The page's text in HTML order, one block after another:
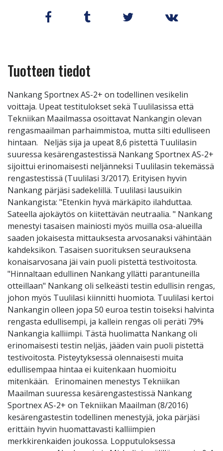
Tuotteen tiedot
Nankang Sportnex AS-2+ on todellinen vesikelin
voittaja. Upeat testitulokset sekä Tuulilasissa että
Tekniikan Maailmassa osoittavat Nankangin olevan
rengasmaailman parhaimmistoa, mutta silti edulliseen
hintaan. Neljäs sija ja upeat 8,6 pistettä Tuulilasin
suuressa kesärengastestissä Nankang Sportnex AS-2+
sijoittui erinomaisesti neljänneksi Tuulilasin tekemässä
rengastestissä (Tuulilasi 3/2017). Erityisen hyvin
Nankang pärjäsi sadekelillä. Tuulilasi lausuikin
Nankangista: "Etenkin hyvä märkäpito ilahduttaa.
Sateella ajokäytös on kiitettävän neutraalia. " Nankang
menestyi tasaisen mainiosti myös muilla osa-alueilla
saaden jokaisesta mittauksesta arvosanaksi vähintään
kahdeksikon. Tasaisen suorituksen seurauksena
konaisarvosana jäi vain puoli pistettä testivoitosta.
"Hinnaltaan edullinen Nankang yllätti parantuneilla
otteillaan" Nankang oli selkeästi testin edullisin rengas,
johon myös Tuulilasi kiinnitti huomiota. Tuulilasi kertoi
Nankangin olleen jopa 50 euroa testin toiseksi halvinta
rengasta edullisempi, ja kallein rengas oli peräti 79%
Nankangia kalliimpi. Tästä huolimatta Nankang oli
erinomaisesti testin neljäs, jääden vain puoli pistettä
testivoitosta. Pisteytyksessä olennaisesti muita
edullisempaa hintaa ei kuitenkaan huomioitu
mitenkään. Erinomainen menestys Tekniikan
Maailman suuressa kesärengastestissä Nankang
Sportnex AS-2+ on Tekniikan Maailman (8/2016)
kesärengastestin todellinen menestyjä, joka pärjäsi
erittäin hyvin huomattavasti kalliimpien
merkkirenkaiden joukossa. Lopputuloksessa